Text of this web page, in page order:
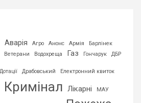
Аварія Агро Анонс Армія Барлінек
Ветерани Водохреща Газ Гончарук ДБР
Дотації Драбовський Електронний квиток
Кримінал Лікарні МАУ